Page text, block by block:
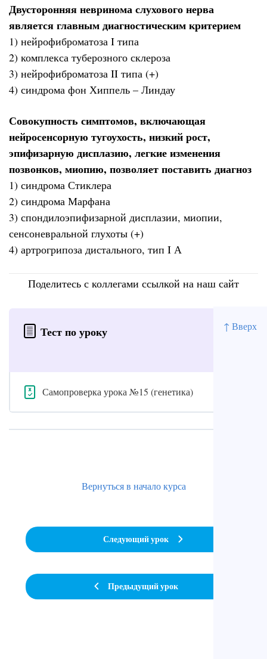
↑ Вверх
Двусторонняя невринома слухового нерва
является главным диагностическим критерием
1) нейрофиброматоза I типа
2) комплекса туберозного склероза
3) нейрофиброматоза II типа (+)
4) синдрома фон Хиппель – Линдау
Совокупность симптомов, включающая
нейросенсорную тугоухость, низкий рост,
эпифизарную дисплазию, легкие изменения
позвонков, миопию, позволяет поставить диагноз
1) синдрома Стиклера
2) синдрома Марфана
3) спондилоэпифизарной дисплазии, миопии,
сенсоневральной глухоты (+)
4) артрогрипоза дистального, тип I А
Поделитесь с коллегами ссылкой на наш сайт
Тест по уроку
Самопроверка урока №15 (генетика)
Предыдущий урок
Вернуться в начало курса
Следующий урок